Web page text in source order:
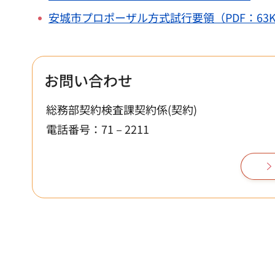
安城市プロポーザル方式試行要領（PDF：
お問い合わせ
総務部契約検査課契約係(契約)
電話番号：71－2211